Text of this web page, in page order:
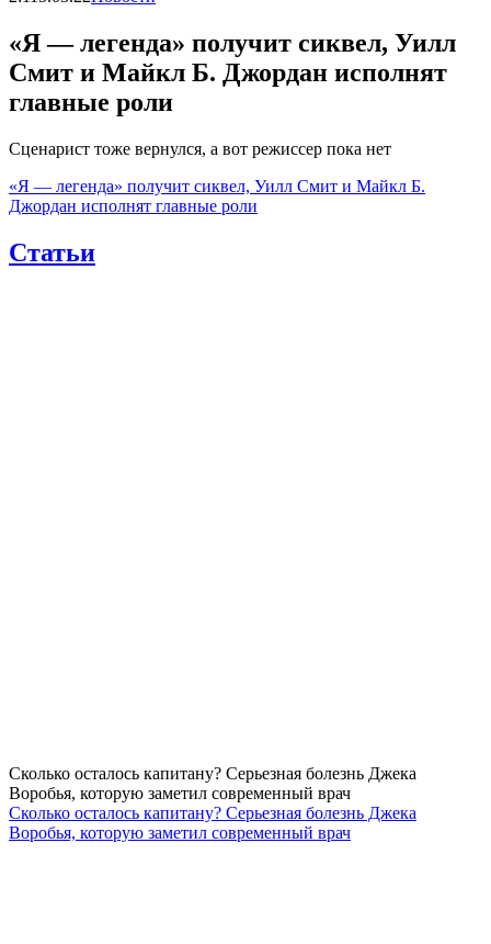
«Я — легенда» получит сиквел, Уилл
Смит и Майкл Б. Джордан исполнят
главные роли
Сценарист тоже вернулся, а вот режиссер пока нет
«Я — легенда» получит сиквел, Уилл Смит и Майкл Б.
Джордан исполнят главные роли
Статьи
Сколько осталось капитану? Серьезная болезнь Джека
Воробья, которую заметил современный врач
Сколько осталось капитану? Серьезная болезнь Джека
Воробья, которую заметил современный врач